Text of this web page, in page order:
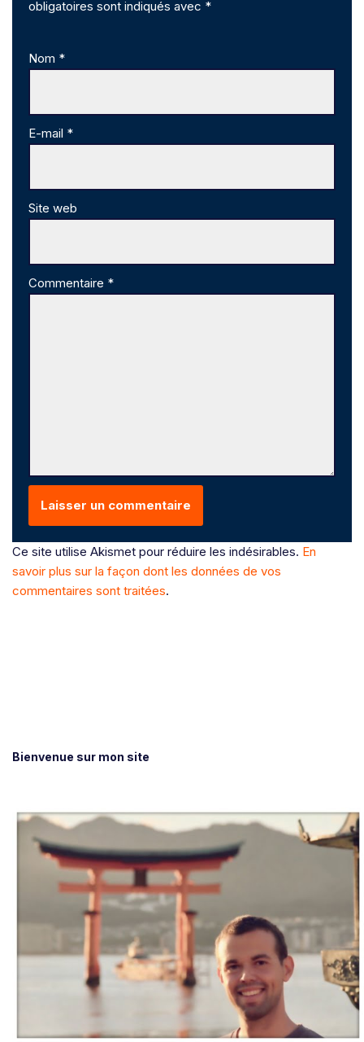
obligatoires sont indiqués avec *
Nom *
E-mail *
Site web
Commentaire *
Ce site utilise Akismet pour réduire les indésirables. En
savoir plus sur la façon dont les données de vos
commentaires sont traitées.
Bienvenue sur mon site